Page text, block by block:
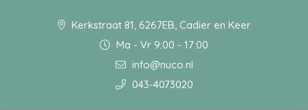
Kerkstraat 81, 6267EB, Cadier en Keer
Ma - Vr 9:00 - 17:00
info@nuco.nl
043-4073020